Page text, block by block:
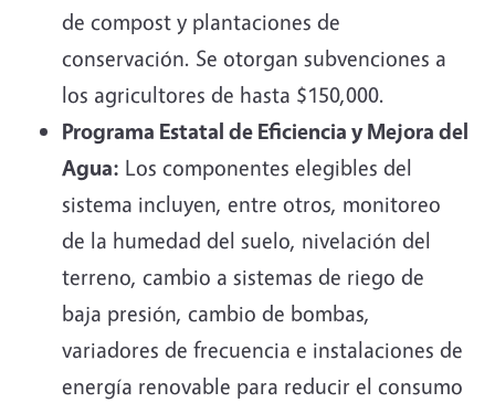
de compost y plantaciones de
conservación. Se otorgan subvenciones a
los agricultores de hasta $150,000.
Programa Estatal de Eficiencia y Mejora del
Agua: Los componentes elegibles del
sistema incluyen, entre otros, monitoreo
de la humedad del suelo, nivelación del
terreno, cambio a sistemas de riego de
baja presión, cambio de bombas,
variadores de frecuencia e instalaciones de
energía renovable para reducir el consumo